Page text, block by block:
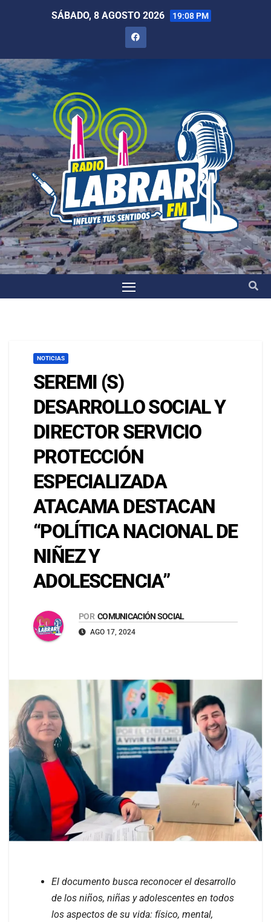
SÁBADO, 8 AGOSTO 2026 19:08 PM
NOTICIAS
SEREMI (S)
DESARROLLO SOCIAL Y
DIRECTOR SERVICIO
PROTECCIÓN
ESPECIALIZADA
ATACAMA DESTACAN
“POLÍTICA NACIONAL DE
NIÑEZ Y
ADOLESCENCIA”
POR COMUNICACIÓN SOCIAL
AGO 17, 2024
El documento busca reconocer el desarrollo
de los niños, niñas y adolescentes en todos
los aspectos de su vida: físico, mental,